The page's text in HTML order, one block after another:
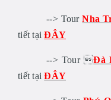
--> TourNha
tiết tạiĐÂY
--> Tour Đà
tiết tạiĐÂY